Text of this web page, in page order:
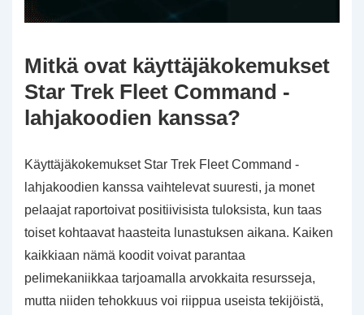
Mitkä ovat käyttäjäkokemukset
Star Trek Fleet Command -
lahjakoodien kanssa?
Käyttäjäkokemukset Star Trek Fleet Command -
lahjakoodien kanssa vaihtelevat suuresti, ja monet
pelaajat raportoivat positiivisista tuloksista, kun taas
toiset kohtaavat haasteita lunastuksen aikana. Kaiken
kaikkiaan nämä koodit voivat parantaa
pelimekaniikkaa tarjoamalla arvokkaita resursseja,
mutta niiden tehokkuus voi riippua useista tekijöistä,